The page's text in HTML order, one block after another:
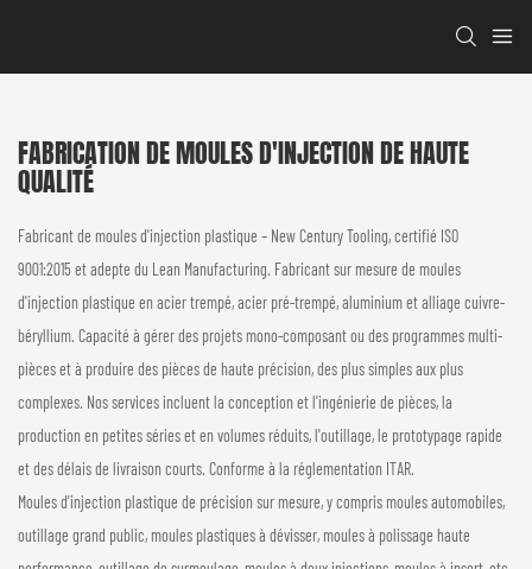
FABRICATION DE MOULES D'INJECTION DE HAUTE
QUALITÉ
Fabricant de moules d'injection plastique – New Century Tooling, certifié ISO
9001:2015 et adepte du Lean Manufacturing. Fabricant sur mesure de moules
d'injection plastique en acier trempé, acier pré-trempé, aluminium et alliage cuivre-
béryllium. Capacité à gérer des projets mono-composant ou des programmes multi-
pièces et à produire des pièces de haute précision, des plus simples aux plus
complexes. Nos services incluent la conception et l'ingénierie de pièces, la
production en petites séries et en volumes réduits, l'outillage, le prototypage rapide
et des délais de livraison courts. Conforme à la réglementation ITAR.
Moules d'injection plastique de précision sur mesure, y compris moules automobiles,
outillage grand public, moules plastiques à dévisser, moules à polissage haute